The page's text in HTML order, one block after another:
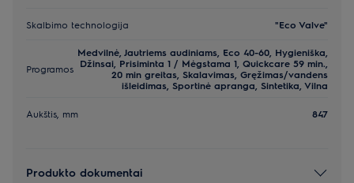
Skalbimo technologija "Eco Valve"
Programos
Medvilnė, Jautriems audiniams, Eco 40-60, Hygieniška,
Džinsai, Prisiminta 1 / Mėgstama 1, Quickcare 59 min.,
20 min greitas, Skalavimas, Gręžimas/vandens
išleidimas, Sportinė apranga, Sintetika, Vilna
Aukštis, mm 847
Produkto dokumentai